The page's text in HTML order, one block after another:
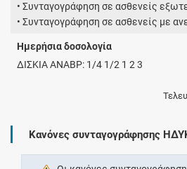
• Συνταγογράφηση σε ασθενείς
• Συνταγογράφηση σε ασθενείς με
Ημερήσια δοσολογία
ΔΙΣΚΙΑ ΑΝΑΒΡ: 1/4 1/2 1 2 3
Κανόνες συνταγογράφησης